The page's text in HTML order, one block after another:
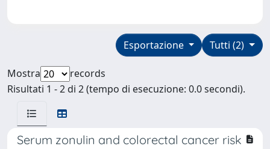
Tutti (2)
Esportazione
Mostra
records
Risultati 1 - 2 di 2 (tempo di esecuzione: 0.0 secondi).
Serum zonulin and colorectal cancer risk